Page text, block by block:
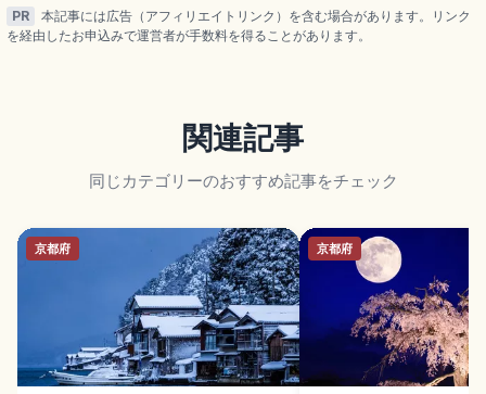
PR
本記事には広告（アフィリエイトリンク）を含む場合があります。リンク
を経由したお申込みで運営者が手数料を得ることがあります。
関連記事
同じカテゴリーのおすすめ記事をチェック
京都府 京都府